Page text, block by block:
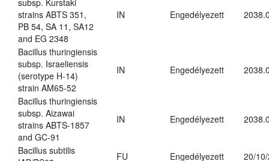
subsp. Kurstaki
strains ABTS 351,
PB 54, SA 11, SA12
and EG 2348
IN Engedélyezett
Bacillus thuringiensis
subsp. Israeliensis
(serotype H-14)
strain AM65-52
IN Engedélyezett
Bacillus thuringiensis
subsp. Aizawai
strains ABTS-1857
and GC-91
IN Engedélyezett
Bacillus subtilis
FU Engedélyezett
20/